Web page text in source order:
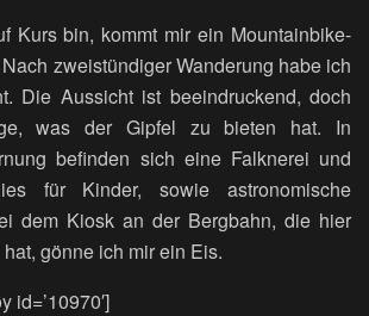
Kurs bin, kommt mir ein Mountainbike-
zweistündiger Wanderung habe ich
Die Aussicht ist beeindruckend, doch
was der Gipfel zu bieten hat. In
befinden sich eine Falknerei und
für Kinder, sowie astronomische
dem Kiosk an der Bergbahn, die hier
gönne ich mir ein Eis.
id=’10970′]